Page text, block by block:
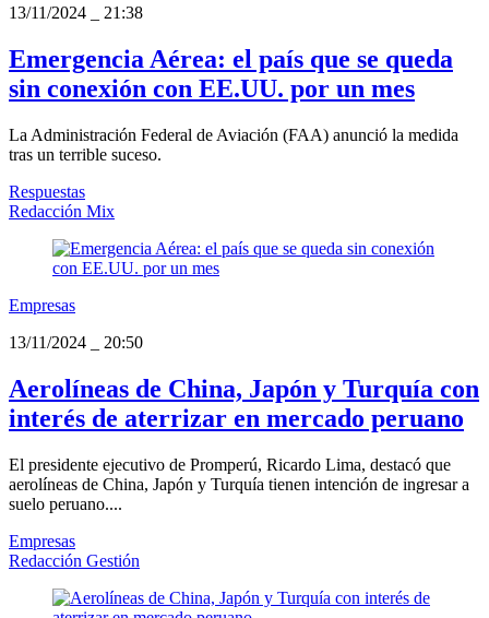
13/11/2024
21:38
Emergencia Aérea: el país que se queda
sin conexión con EE.UU. por un mes
La Administración Federal de Aviación (FAA) anunció la medida
tras un terrible suceso.
Respuestas
Redacción Mix
Empresas
13/11/2024
20:50
Aerolíneas de China, Japón y Turquía con
interés de aterrizar en mercado peruano
El presidente ejecutivo de Promperú, Ricardo Lima, destacó que
aerolíneas de China, Japón y Turquía tienen intención de ingresar a
suelo peruano....
Empresas
Redacción Gestión